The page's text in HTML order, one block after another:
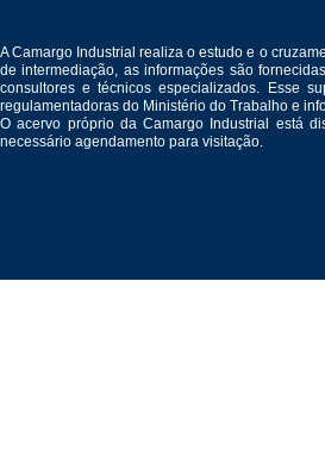
A Camargo Industrial realiza o estudo e o
de intermediação, as informações são
consultores e técnicos especializados. Esse
regulamentadoras do Ministério do Trabalho e
O acervo próprio da Camargo Industrial está
necessário agendamento para visitação.